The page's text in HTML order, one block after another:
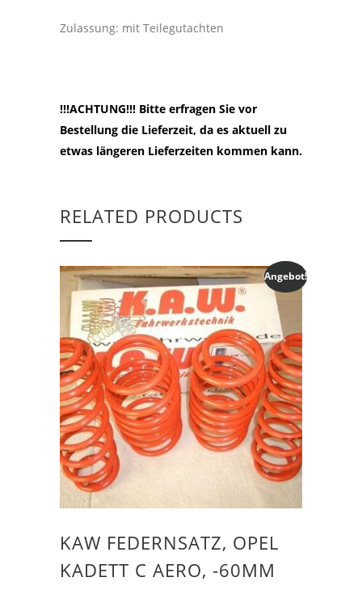
Zulassung: mit Teilegutachten
!!!ACHTUNG!!! Bitte erfragen Sie vor
Bestellung die Lieferzeit, da es aktuell zu
etwas längeren Lieferzeiten kommen kann.
RELATED PRODUCTS
Angebot!
KAW FEDERNSATZ, OPEL
KADETT C AERO, -60MM